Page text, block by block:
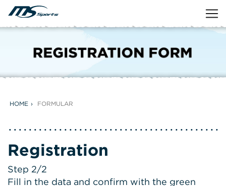
HOME FORMULAR
Registration
Step 2/2
Fill in the data and confirm with the green